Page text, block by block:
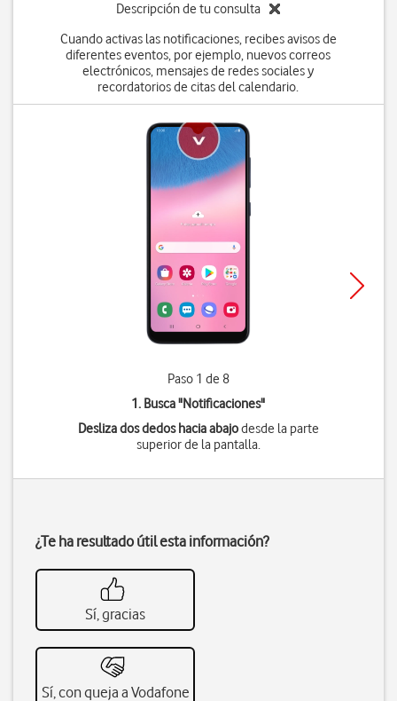
Descripción de tu consulta
Cuando activas las notificaciones, recibes avisos de
diferentes eventos, por ejemplo, nuevos correos
electrónicos, mensajes de redes sociales y
recordatorios de citas del calendario.
Paso 1 de 8
1. Busca "Notificaciones"
Desliza dos dedos hacia abajodesde la parte
superior de la pantalla.
¿Te ha resultado útil esta información?
Sí, gracias
Sí, con queja a Vodafone